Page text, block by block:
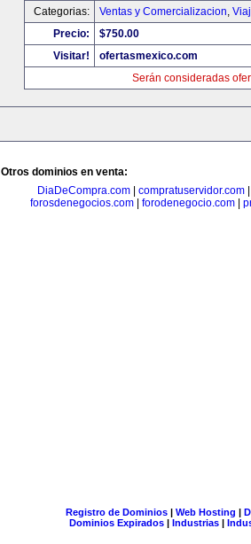
Categorias:
Ventas y Comercializacion,
Precio:
$750.00
Visitar!
ofertasmexico.com
Serán consideradas
Otros dominios en venta:
DiaDeCompra.com
compratuservidor.com
forosdenegocios.com
forodenegocio.com
Registro de Dominios| Web Hosting |
Dominios Expirados | Industrias |